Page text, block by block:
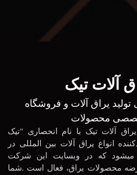
آلات تیک
تولید یراق آلات و فروشگاه
محصولات
آلات تیک با نام انحصاری "تیک
انواع یراق آلات بین المللی در
میشود که در وبسایت این شرکت
محصولات یراق، فعال است .شما